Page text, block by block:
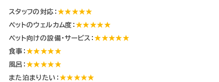
スタッフの対応： ★★★★★
ペットのウェルカム度：★★★★★
ペット向けの設備・サービス：★★★★★
食事：★★★★★
風呂：★★★★★
また泊まりたい： ★★★★★